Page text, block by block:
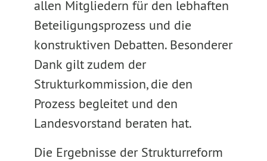
allen Mitgliedern für den lebhaften
Beteiligungsprozess und die
konstruktiven Debatten. Besonderer
Dank gilt zudem der
Strukturkommission, die den
Prozess begleitet und den
Landesvorstand beraten hat.
Die Ergebnisse der Strukturreform